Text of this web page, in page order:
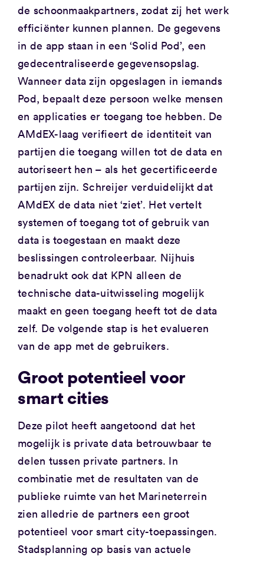
de schoonmaakpartners, zodat zij het werk
efficiënter kunnen plannen. De gegevens
in de app staan in een ‘Solid Pod’, een
gedecentraliseerde gegevensopslag.
Wanneer data zijn opgeslagen in iemands
Pod, bepaalt deze persoon welke mensen
en applicaties er toegang toe hebben. De
AMdEX-laag verifieert de identiteit van
partijen die toegang willen tot de data en
autoriseert hen – als het gecertificeerde
partijen zijn. Schreijer verduidelijkt dat
AMdEX de data niet ‘ziet’. Het vertelt
systemen of toegang tot of gebruik van
data is toegestaan en maakt deze
beslissingen controleerbaar. Nijhuis
benadrukt ook dat KPN alleen de
technische data-uitwisseling mogelijk
maakt en geen toegang heeft tot de data
zelf. De volgende stap is het evalueren
van de app met de gebruikers.
Groot potentieel voor
smart cities
Deze pilot heeft aangetoond dat het
mogelijk is private data betrouwbaar te
delen tussen private partners. In
combinatie met de resultaten van de
publieke ruimte van het Marineterrein
zien alledrie de partners een groot
potentieel voor smart city-toepassingen.
Stadsplanning op basis van actuele